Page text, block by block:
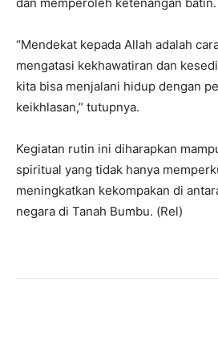
“Mendekat kepada Allah adalah
mengatasi kekhawatiran dan
kita bisa menjalani hidup dengan
keikhlasan,” tutupnya.
Kegiatan rutin ini diharapkan
spiritual yang tidak hanya
meningkatkan kekompakan di
negara di Tanah Bumbu. (Rel)